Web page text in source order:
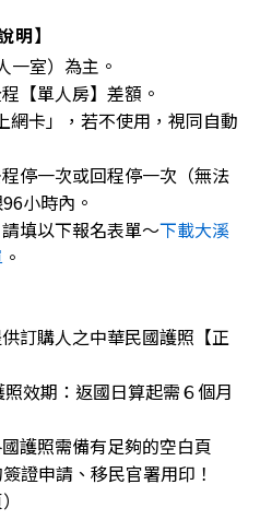
明】
一室）為主。
【單人房】差額。
網卡」，若不使用，視同自動
停一次或回程停一次（無法
小時內。
填以下報名表單～下載大溪
。
訂購人之中華民國護照【正
效期：返國日算起需６個月
護照需備有足夠的空白頁
證申請、移民官署用印！